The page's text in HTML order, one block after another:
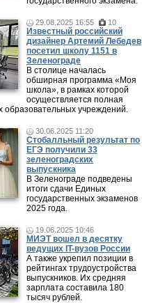
29.08.2025 16:55 10
Известный российский
дизайнер Артемий Лебедев
посетил школу 1151 в
Зеленограде
В столице началась
обширная программа «Моя
школа», в рамках которой
осуществляется полная
образовательных учреждений.
30.06.2025 11:20
Стобалльный результат по
ЕГЭ получили 33
зеленоградских
выпускника
В Зеленограде подведены
итоги сдачи Единых
государственных экзаменов
2025 года.
19.06.2025 10:46
МИЭТ вошел в десятку
ведущих IT-вузов России
А также укрепил позиции в
рейтингах трудоустройства
выпускников. Их средняя
зарплата составила 180
тысяч рублей.